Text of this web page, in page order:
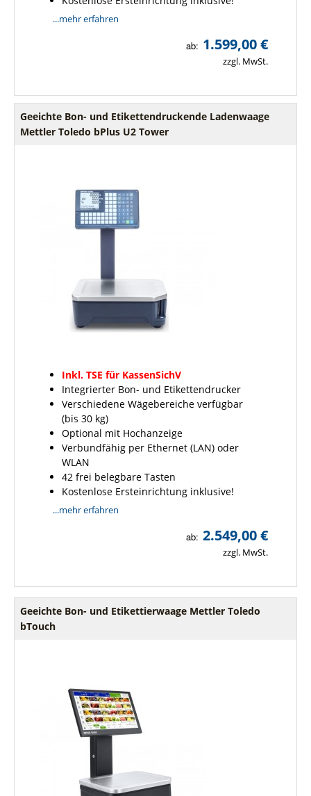
...mehr erfahren
ab: 1.599,00 €
zzgl. MwSt.
Geeichte Bon- und Etikettendruckende Ladenwaage
Mettler Toledo bPlus U2 Tower
Inkl. TSE für KassenSichV
Integrierter Bon- und Etikettendrucker
Verschiedene Wägebereiche verfügbar
(bis 30 kg)
Optional mit Hochanzeige
Verbundfähig per Ethernet (LAN) oder
WLAN
42 frei belegbare Tasten
Kostenlose Ersteinrichtung inklusive!
...mehr erfahren
ab: 2.549,00 €
zzgl. MwSt.
Geeichte Bon- und Etikettierwaage Mettler Toledo
bTouch